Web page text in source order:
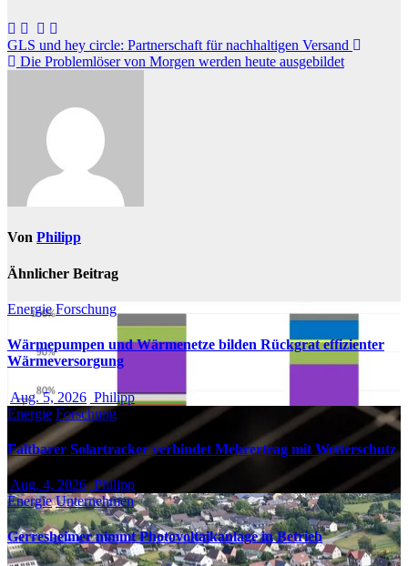
Beitragsnavigation
GLS und hey circle: Partnerschaft für nachhaltigen Versand
Die Problemlöser von Morgen werden heute ausgebildet
Von Philipp
Ähnlicher Beitrag
Energie Forschung
Wärmepumpen und Wärmenetze bilden Rückgrat effizienter
Wärmeversorgung
Aug. 5, 2026 Philipp
Energie Forschung
Faltbarer Solartracker verbindet Mehrertrag mit Wetterschutz
Aug. 4, 2026 Philipp
Energie Unternehmen
Gerresheimer nimmt Photovoltaikanlage in Betrieb